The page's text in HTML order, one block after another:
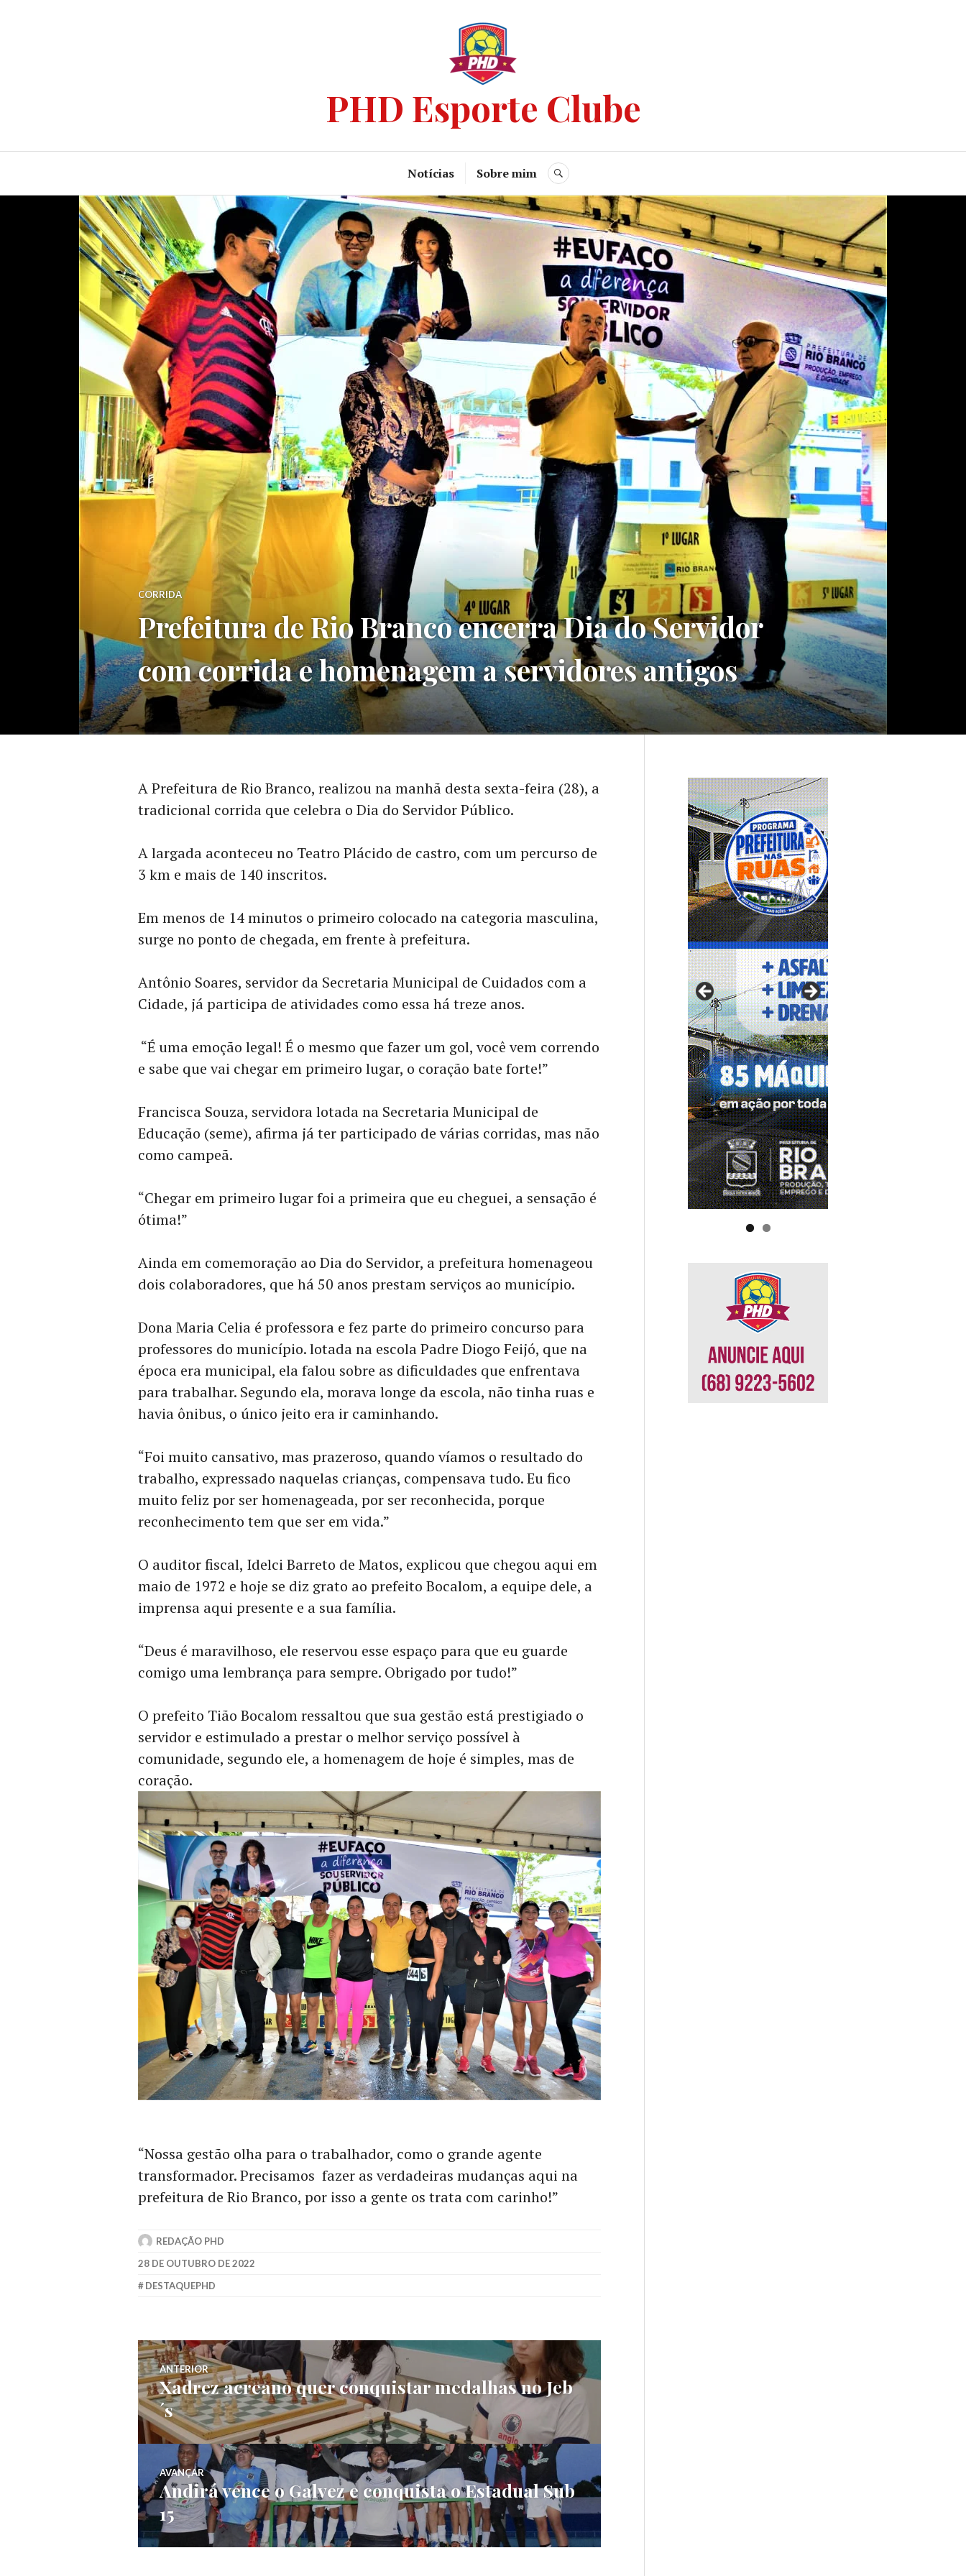
PHD Esporte Clube
Notícias Sobre mim
CORRIDA
Prefeitura de Rio Branco encerra Dia do Servidor
com corrida e homenagem a servidores antigos
A Prefeitura de Rio Branco, realizou na manhã desta sexta-feira (28), a
tradicional corrida que celebra o Dia do Servidor Público.
A largada aconteceu no Teatro Plácido de castro, com um percurso de
3 km e mais de 140 inscritos.
Em menos de 14 minutos o primeiro colocado na categoria masculina,
surge no ponto de chegada, em frente à prefeitura.
Antônio Soares, servidor da Secretaria Municipal de Cuidados com a
Cidade, já participa de atividades como essa há treze anos.
“É uma emoção legal! É o mesmo que fazer um gol, você vem correndo
e sabe que vai chegar em primeiro lugar, o coração bate forte!”
Francisca Souza, servidora lotada na Secretaria Municipal de
Educação (seme), afirma já ter participado de várias corridas, mas não
como campeã.
“Chegar em primeiro lugar foi a primeira que eu cheguei, a sensação é
ótima!”
Ainda em comemoração ao Dia do Servidor, a prefeitura homenageou
dois colaboradores, que há 50 anos prestam serviços ao município.
Dona Maria Celia é professora e fez parte do primeiro concurso para
professores do município. lotada na escola Padre Diogo Feijó, que na
época era municipal, ela falou sobre as dificuldades que enfrentava
para trabalhar. Segundo ela, morava longe da escola, não tinha ruas e
havia ônibus, o único jeito era ir caminhando.
“Foi muito cansativo, mas prazeroso, quando víamos o resultado do
trabalho, expressado naquelas crianças, compensava tudo. Eu fico
muito feliz por ser homenageada, por ser reconhecida, porque
reconhecimento tem que ser em vida.”
O auditor fiscal, Idelci Barreto de Matos, explicou que chegou aqui em
maio de 1972 e hoje se diz grato ao prefeito Bocalom, a equipe dele, a
imprensa aqui presente e a sua família.
“Deus é maravilhoso, ele reservou esse espaço para que eu guarde
comigo uma lembrança para sempre. Obrigado por tudo!”
O prefeito Tião Bocalom ressaltou que sua gestão está prestigiado o
servidor e estimulado a prestar o melhor serviço possível à
comunidade, segundo ele, a homenagem de hoje é simples, mas de
coração.
“Nossa gestão olha para o trabalhador, como o grande agente
transformador. Precisamos fazer as verdadeiras mudanças aqui na
prefeitura de Rio Branco, por isso a gente os trata com carinho!”
REDAÇÃO PHD
28 DE OUTUBRO DE 2022
DESTAQUEPHD
ANTERIOR
Xadrez acreano quer conquistar medalhas no Jeb
´s
AVANÇAR
Andirá vence o Galvez e conquista o Estadual Sub
15